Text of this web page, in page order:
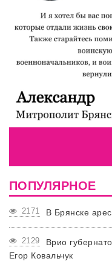
ПОПУЛЯРНОЕ
2171 В Брянске
2129
Врио
Егор Ковальчук